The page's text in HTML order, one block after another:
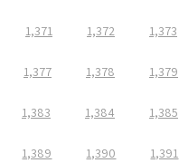
1,371 1,372 1,373
1,377 1,378 1,379
1,383 1,384 1,385
1,389 1,390 1,391